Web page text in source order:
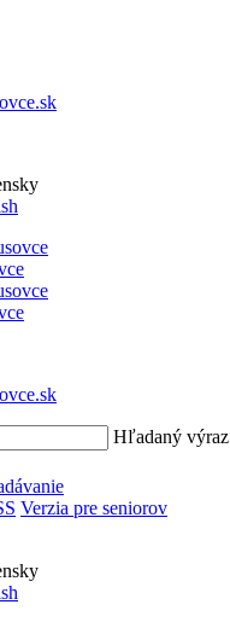
Hľadaný výraz
Verzia pre seniorov